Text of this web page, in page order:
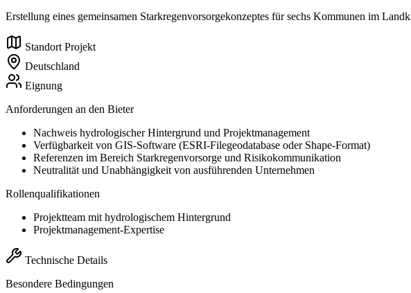
Erstellung eines gemeinsamen Starkregenvorsorgekonzeptes für sechs Kommunen im
Standort Projekt
Deutschland
Eignung
Anforderungen an den Bieter
Nachweis hydrologischer Hintergrund und Projektmanagement
Verfügbarkeit von GIS-Software (ESRI-Filegeodatabase oder Shape-Format)
Referenzen im Bereich Starkregenvorsorge und Risikokommunikation
Neutralität und Unabhängigkeit von ausführenden Unternehmen
Rollenqualifikationen
Projektteam mit hydrologischem Hintergrund
Projektmanagement-Expertise
Technische Details
Besondere Bedingungen